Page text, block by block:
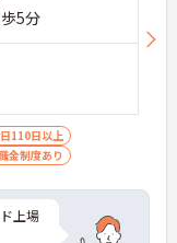
5分
110日以上
金制度あり
上場